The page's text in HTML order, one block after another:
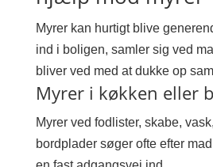
Myrer kan hurtigt blive
ind i boligen, samler sig ved
bliver ved med at dukke op
Myrer i køkken eller
Myrer ved fodlister, skabe,
bordplader søger ofte efter